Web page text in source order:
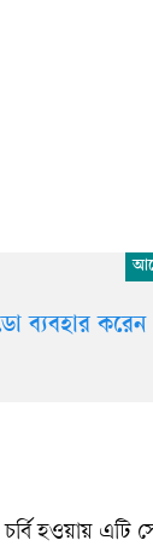
ব্যবহার করেন
হওয়ায় এটি